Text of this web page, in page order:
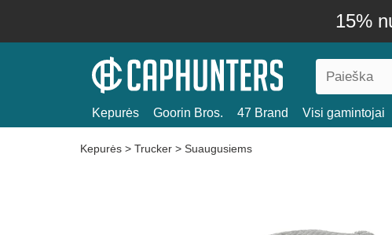
15%
Kepurės Goorin Bros. 47 Brand Visi gamintojai
Kepurės > Trucker > Suaugusiems